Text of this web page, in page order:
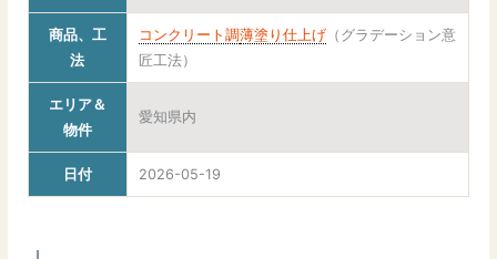
商品、工
法
コンクリート調薄塗り仕上げ（グラデーション意
匠工法）
エリア＆
物件
愛知県内
日付 2026-05-19